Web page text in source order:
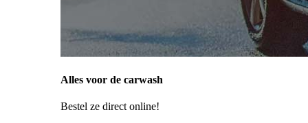
Alles voor de carwash
Bestel ze direct online!